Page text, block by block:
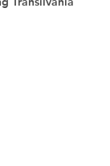
Transilvania